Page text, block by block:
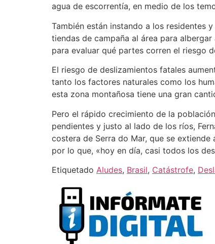
agua de escorrentía, en medio de los
También están instando a los residentes
tiendas de campaña al área para
para evaluar qué partes corren el riesgo
El riesgo de deslizamientos fatales
tanto los factores naturales como los
esta zona montañosa tiene una gran
Pero el rápido crecimiento de la
pendientes y justo al lado de los ríos,
costera de Serra do Mar, que se
por lo que, «hoy en día, casi todos los
Etiquetado Aludes, Brasil, Catástrofe,